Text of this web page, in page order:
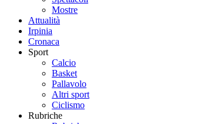
Mostre
Attualità
Irpinia
Cronaca
Sport
Calcio
Basket
Pallavolo
Altri sport
Ciclismo
Rubriche